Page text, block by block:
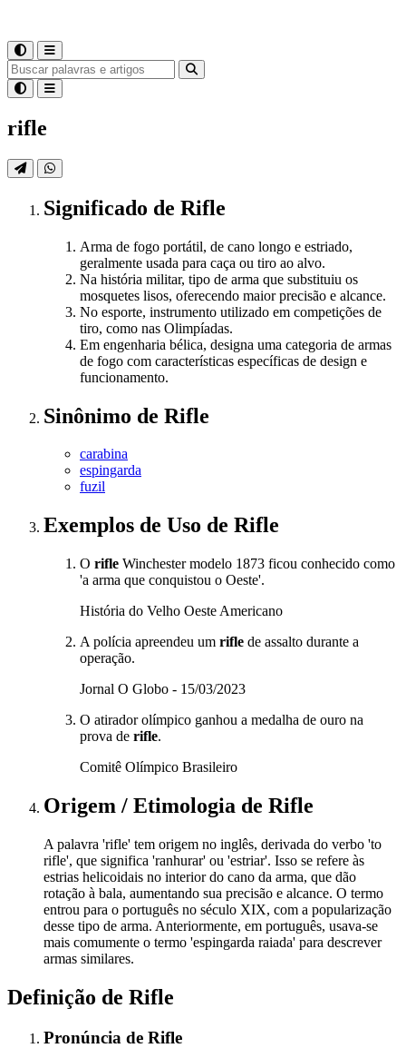
rifle
Significado de Rifle
Arma de fogo portátil, de cano longo e estriado,
geralmente usada para caça ou tiro ao alvo.
Na história militar, tipo de arma que substituiu os
mosquetes lisos, oferecendo maior precisão e alcance.
No esporte, instrumento utilizado em competições de
tiro, como nas Olimpíadas.
Em engenharia bélica, designa uma categoria de armas
de fogo com características específicas de design e
funcionamento.
Sinônimo de Rifle
carabina
espingarda
fuzil
Exemplos de Uso de Rifle
O rifle Winchester modelo 1873 ficou conhecido como
'a arma que conquistou o Oeste'.
História do Velho Oeste Americano
A polícia apreendeu um rifle de assalto durante a
operação.
Jornal O Globo - 15/03/2023
O atirador olímpico ganhou a medalha de ouro na
prova de rifle.
Comitê Olímpico Brasileiro
Origem / Etimologia de Rifle
A palavra 'rifle' tem origem no inglês, derivada do verbo 'to
rifle', que significa 'ranhurar' ou 'estriar'. Isso se refere às
estrias helicoidais no interior do cano da arma, que dão
rotação à bala, aumentando sua precisão e alcance. O termo
entrou para o português no século XIX, com a popularização
desse tipo de arma. Anteriormente, em português, usava-se
mais comumente o termo 'espingarda raiada' para descrever
armas similares.
Definição de Rifle
Pronúncia de Rifle